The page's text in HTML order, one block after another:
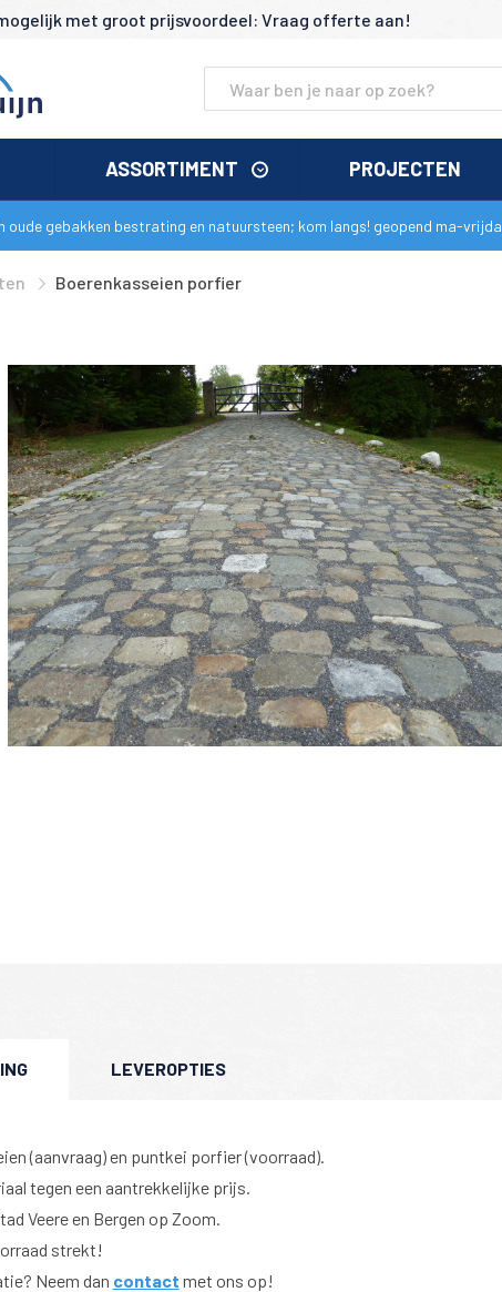
met groot prijsvoordeel: Vraag offerte aan!
ASSORTIMENT PROJECTEN
gebakken bestrating en natuursteen; kom langs! geopend ma-
Boerenkasseien porfier
LEVEROPTIES
(aanvraag) en puntkei porfier (voorraad).
tegen een aantrekkelijke prijs.
Veere en Bergen op Zoom.
strekt!
Neem dan contact met ons op!